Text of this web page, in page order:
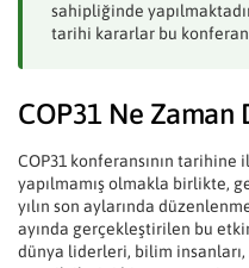
sahipliğinde
tarihi kararlar bu
COP31 Ne Zaman
COP31 konferansının tarihine
yapılmamış olmakla birlikte,
yılın son aylarında
ayında gerçekleştirilen bu
dünya liderleri, bilim